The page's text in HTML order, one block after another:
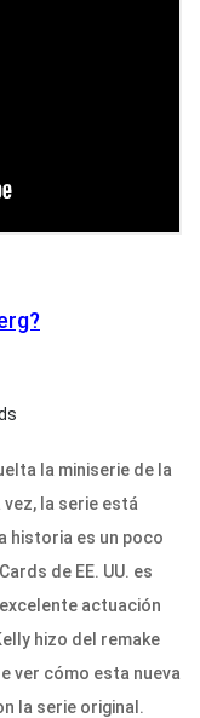
la miniserie de la
la serie está
historia es un poco
de EE. UU. es
actuación
hizo del remake
ver cómo esta nueva
la serie original.